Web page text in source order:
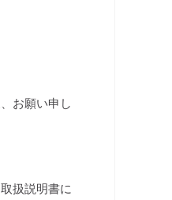
お願い申し
扱説明書に